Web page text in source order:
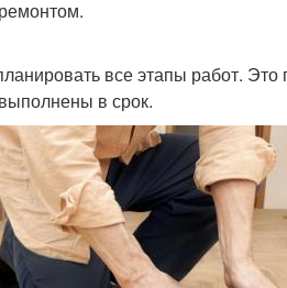
все этапы работ.
в срок.